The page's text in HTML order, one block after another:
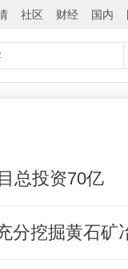
社区 财经 国内
总投资70亿
分挖掘黄石矿